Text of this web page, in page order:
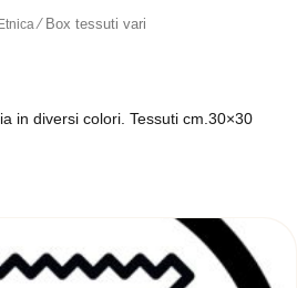
∕ Box tessuti vari
in diversi colori. Tessuti cm.30×30